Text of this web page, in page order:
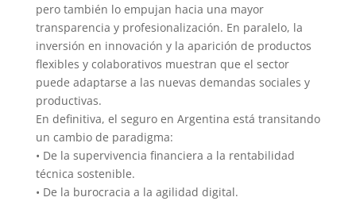
pero también lo empujan hacia una mayor
transparencia y profesionalización. En paralelo, la
inversión en innovación y la aparición de productos
flexibles y colaborativos muestran que el sector
puede adaptarse a las nuevas demandas sociales y
productivas.
En definitiva, el seguro en Argentina está transitando
un cambio de paradigma:
• De la supervivencia financiera a la rentabilidad
técnica sostenible.
• De la burocracia a la agilidad digital.